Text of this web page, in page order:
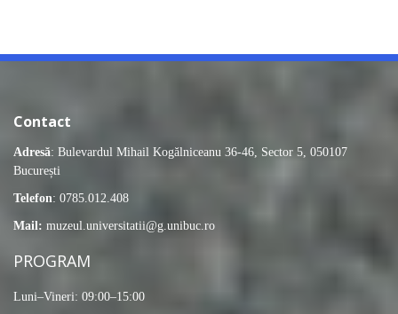
Contact
Adresă: Bulevardul Mihail Kogălniceanu 36-46, Sector 5, 050107
București
Telefon: 0785.012.408
Mail: muzeul.universitatii@g.unibuc.ro
PROGRAM
Luni–Vineri: 09:00–15:00